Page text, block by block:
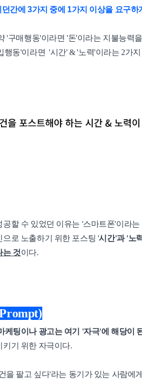
던간에 3가지 중에 1가지 이상을 요구하
'구매행동'이라면 '돈'이라는 지불능력
행동'이라면 '시간' & '노력'이라는 2가
공할 수 있었던 이유는 '스마트폰'이라
으로 노출하기 위한 포스팅 '시간'과 '노
는 것이다.
케팅이나 광고는 여기 '자극'에 해당이
키기 위한 자극이다.
을 팔고 싶다'라는 동기가 있는 사람에게